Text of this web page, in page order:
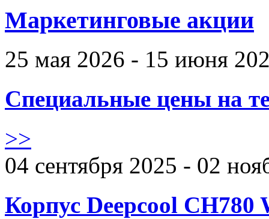
Маркетинговые акции
25 мая 2026 - 15 июня
Специальные цены на
>>
04 сентября 2025 - 02
Корпус Deepcool CH780